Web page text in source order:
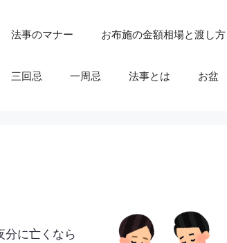
法事のマナー お布施の金額相場と渡し方
三回忌 一周忌 法事とは お盆
分に亡くなら